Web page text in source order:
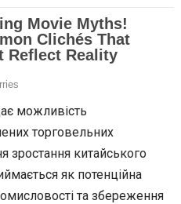
можливість
торговельних
зростання китайського
як потенційна
та збереження